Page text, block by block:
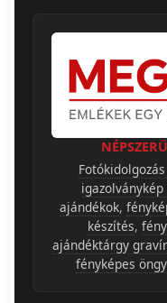
ajándékok,
készítés,
ajándéktárgy
fényképes